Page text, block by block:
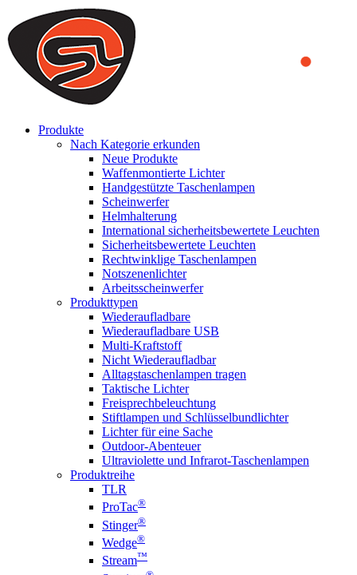
We use cookies to ensure that we provide you the best experience
on our website. By continuing to browse this website, you accept
that cookies are used to help us analyze how the website is used and
to offer you a better experience. To learn more or to find out how
you can disable cookies, you can access our
Produkte
Nach Kategorie erkunden
Neue Produkte
Waffenmontierte Lichter
Handgestützte Taschenlampen
Scheinwerfer
Helmhalterung
International sicherheitsbewertete Leuchten
Sicherheitsbewertete Leuchten
Rechtwinklige Taschenlampen
Notszenenlichter
Arbeitsscheinwerfer
Produkttypen
Wiederaufladbare
Wiederaufladbare USB
Multi-Kraftstoff
Nicht Wiederaufladbar
Alltagstaschenlampen tragen
Taktische Lichter
Freisprechbeleuchtung
Stiftlampen und Schlüsselbundlichter
Lichter für eine Sache
Outdoor-Abenteuer
Ultraviolette und Infrarot-Taschenlampen
Produktreihe
TLR
ProTac®
Stinger®
Wedge®
Stream™